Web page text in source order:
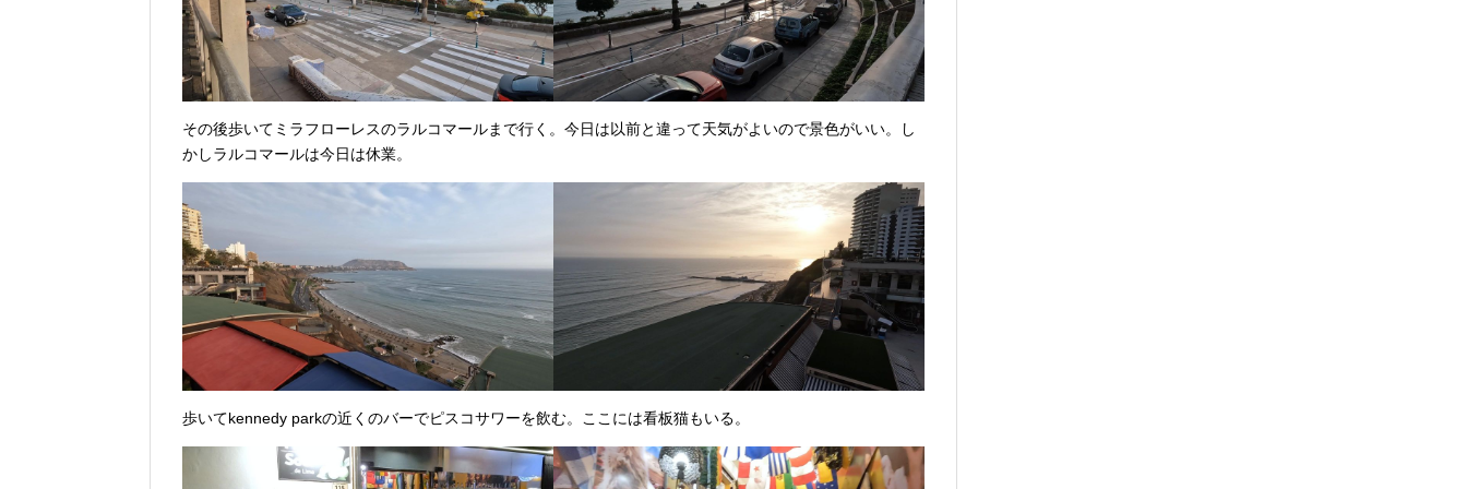
その後歩いてミラフローレスのラルコマールまで行く。今日は以前と違って天気がよいので景色がいい。し
かしラルコマールは今日は休業。
歩いてkennedy parkの近くのバーでピスコサワーを飲む。ここには看板猫もいる。